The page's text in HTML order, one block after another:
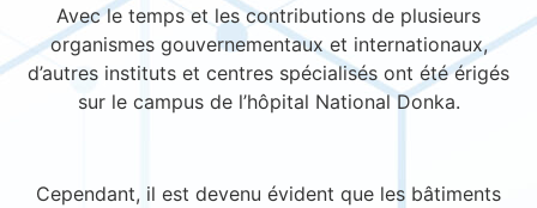
Avec le temps et les contributions de plusieurs
organismes gouvernementaux et internationaux,
d’autres instituts et centres spécialisés ont été érigés
sur le campus de l’hôpital National Donka.
Cependant, il est devenu évident que les bâtiments